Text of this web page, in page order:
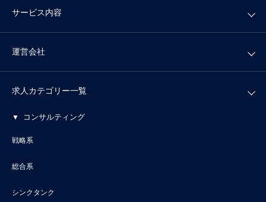
サービス内容
運営会社
求人カテゴリー一覧
コンサルティング
戦略系
総合系
シンクタンク